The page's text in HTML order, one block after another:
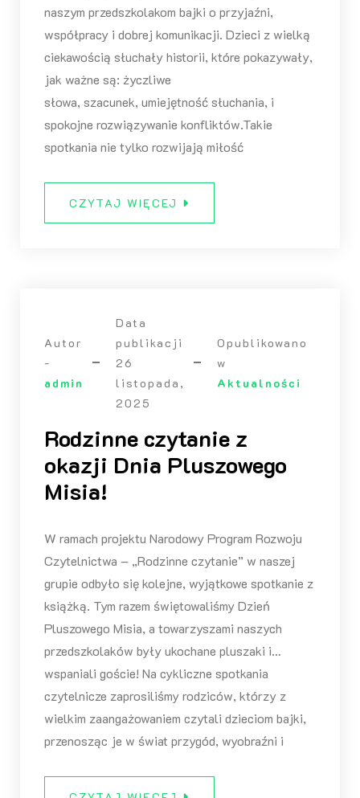
naszym przedszkolakom bajki o przyjaźni,
współpracy i dobrej komunikacji. Dzieci z wielką
ciekawością słuchały historii, które pokazywały,
jak ważne są: życzliwe
słowa, szacunek, umiejętność słuchania, i
spokojne rozwiązywanie konfliktów.Takie
spotkania nie tylko rozwijają miłość
CZYTAJ WIĘCEJ
Autor
-
admin
Data
publikacji
26
listopada,
2025
Opublikowano
w
Aktualności
Rodzinne czytanie z
okazji Dnia Pluszowego
Misia!
W ramach projektu Narodowy Program Rozwoju
Czytelnictwa – „Rodzinne czytanie” w naszej
grupie odbyło się kolejne, wyjątkowe spotkanie z
książką. Tym razem świętowaliśmy Dzień
Pluszowego Misia, a towarzyszami naszych
przedszkolaków były ukochane pluszaki i…
wspaniali goście! Na cykliczne spotkania
czytelnicze zaprosiliśmy rodziców, którzy z
wielkim zaangażowaniem czytali dzieciom bajki,
przenosząc je w świat przygód, wyobraźni i